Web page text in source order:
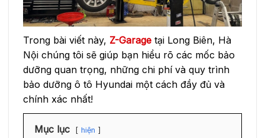
Trong bài viết này, Z-Garage tại Long Biên, Hà
Nội chúng tôi sẽ giúp bạn hiểu rõ các mốc bảo
dưỡng quan trọng, những chi phí và quy trình
bảo dưỡng ô tô Hyundai một cách đầy đủ và
chính xác nhất!
Mục lục hiện